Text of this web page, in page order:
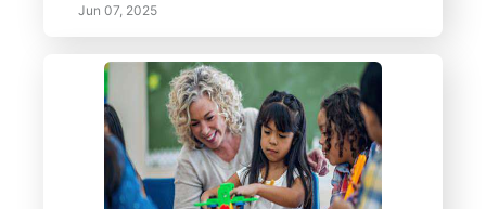
Jun 07, 2025